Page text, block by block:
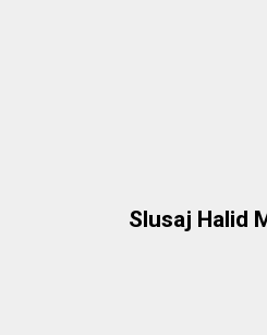
Slusaj Halid